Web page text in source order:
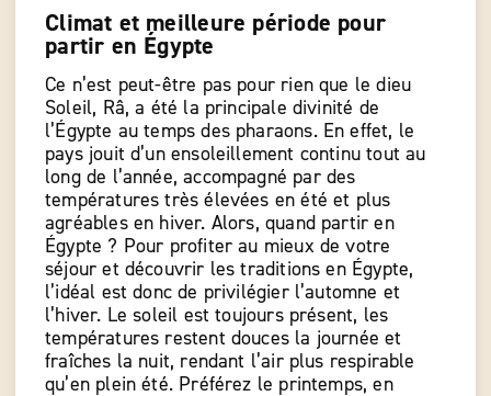
Climat et meilleure période pour
partir en Égypte
Ce n’est peut-être pas pour rien que le dieu
Soleil, Râ, a été la principale divinité de
l’Égypte au temps des pharaons. En effet, le
pays jouit d’un ensoleillement continu tout au
long de l’année, accompagné par des
températures très élevées en été et plus
agréables en hiver. Alors, quand partir en
Égypte ? Pour profiter au mieux de votre
séjour et découvrir les traditions en Égypte,
l’idéal est donc de privilégier l’automne et
l’hiver. Le soleil est toujours présent, les
températures restent douces la journée et
fraîches la nuit, rendant l’air plus respirable
qu’en plein été. Préférez le printemps, en